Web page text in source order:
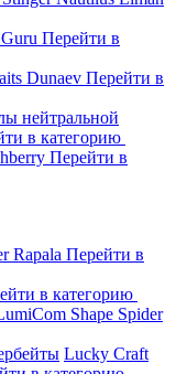
Guru Перейти в
Dunaev Перейти в
нейтральной
в категорию
Перейти в
Rapala Перейти в
в категорию
Shape Spider
Lucky Craft